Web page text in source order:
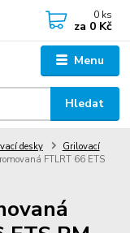
Menu
Hledat
0 ks
za 0 Kč
desky
Grilovací
FTLRT 66 ETS